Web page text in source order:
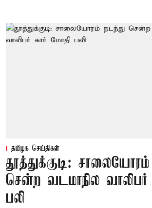
தமிழக செய்திகள்
தூத்துக்குடி:
சென்ற வடமாநில வாலிபர்
பலி